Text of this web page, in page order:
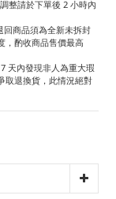
整請於下單後 2 小時內
，酌收商品售價最高
取退換貨，此情況絕對